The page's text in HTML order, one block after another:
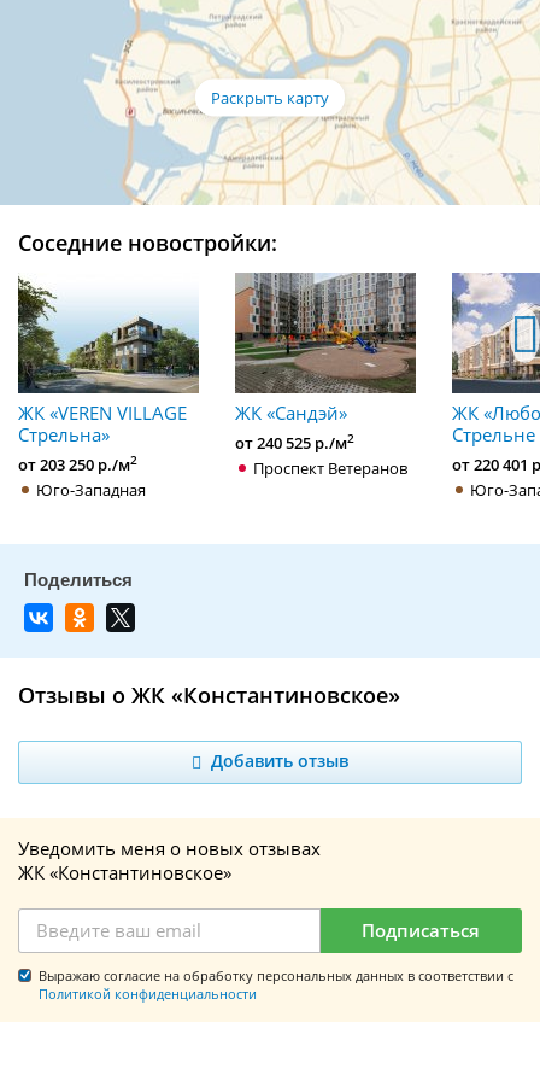
Соседние новостройки:
ЖК «VEREN VILLAGE
Стрельна»
от 203 250 р./м2
Юго-Западная
ЖК «Сандэй»
от 240 525 р./м2
Проспект Ветеранов
ЖК
Стрельне
от 220 401
Юго-
Отзывы о ЖК «Константиновское»
Добавить отзыв
Уведомить меня о новых отзывах
ЖК «Константиновское»
Подписаться
Выражаю согласие на обработку персональных данных в соответствии с
Политикой конфиденциальности